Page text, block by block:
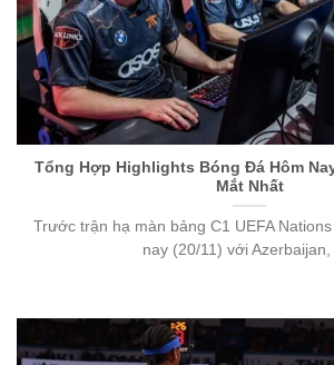
Tổng Hợp Highlights Bóng Đá Hôm
Mắt Nhất
Trước trận hạ màn bảng C1 UEFA
nay (20/11) với Azerbaijan,